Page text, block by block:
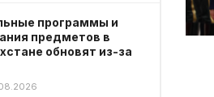
программы и
предметов в
обновят из-за